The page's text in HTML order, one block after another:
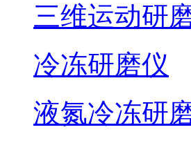
三维运动研
冷冻研磨仪
液氮冷冻研